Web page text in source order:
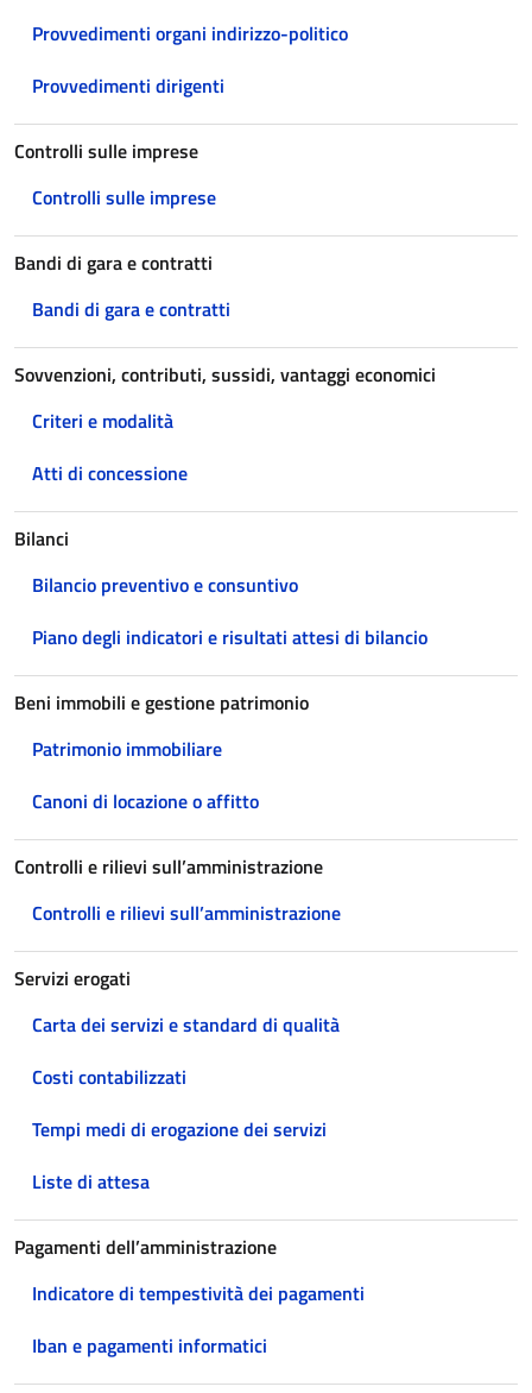
Provvedimenti organi indirizzo-politico
Provvedimenti dirigenti
Controlli sulle imprese
Controlli sulle imprese
Bandi di gara e contratti
Bandi di gara e contratti
Sovvenzioni, contributi, sussidi, vantaggi economici
Criteri e modalità
Atti di concessione
Bilanci
Bilancio preventivo e consuntivo
Piano degli indicatori e risultati attesi di bilancio
Beni immobili e gestione patrimonio
Patrimonio immobiliare
Canoni di locazione o affitto
Controlli e rilievi sull’amministrazione
Controlli e rilievi sull’amministrazione
Servizi erogati
Carta dei servizi e standard di qualità
Costi contabilizzati
Tempi medi di erogazione dei servizi
Liste di attesa
Pagamenti dell’amministrazione
Indicatore di tempestività dei pagamenti
Iban e pagamenti informatici